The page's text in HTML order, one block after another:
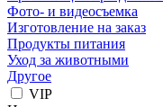
Фото- и видеосъемка
Изготовление на заказ
Продукты питания
Уход за животными
Другое
VIP